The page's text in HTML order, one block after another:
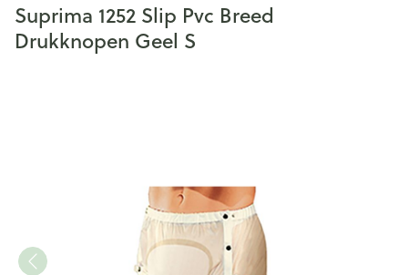
Suprima 1252 Slip Pvc Breed
Drukknopen Geel S